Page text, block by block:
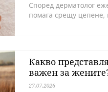
Според дерматолог
помага срещу цепене,
Какво
важен за
27.07.2026